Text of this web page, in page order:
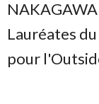
NAKAGAWA
Lauréates
pour